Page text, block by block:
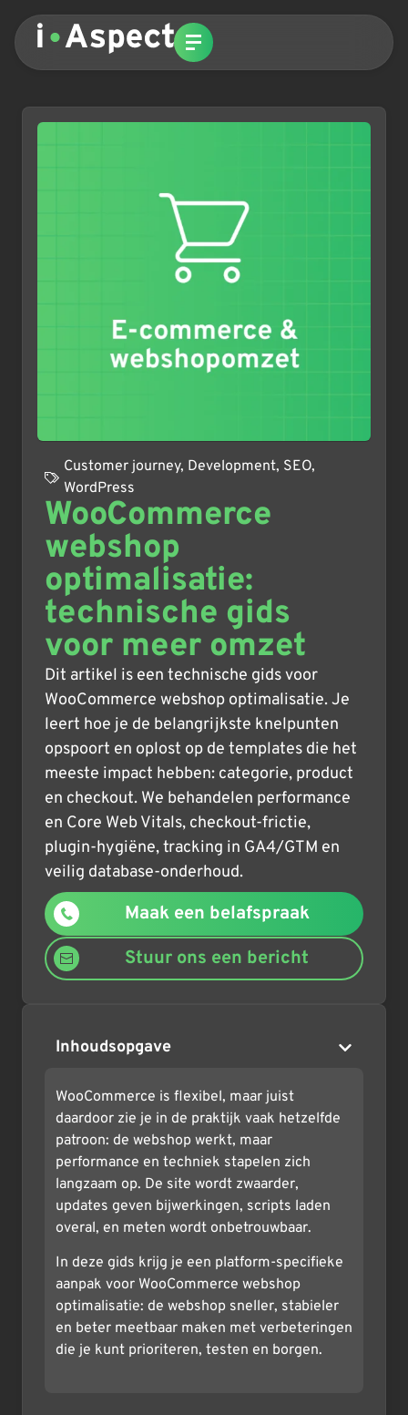
Customer journey, Development, SEO,
WordPress
WooCommerce
webshop
optimalisatie:
technische gids
voor meer omzet
Dit artikel is een technische gids voor
WooCommerce webshop optimalisatie. Je
leert hoe je de belangrijkste knelpunten
opspoort en oplost op de templates die het
meeste impact hebben: categorie, product
en checkout. We behandelen performance
en Core Web Vitals, checkout-frictie,
plugin-hygiëne, tracking in GA4/GTM en
veilig database-onderhoud.
Maak een belafspraak
Stuur ons een bericht
Inhoudsopgave
WooCommerce is flexibel, maar juist
daardoor zie je in de praktijk vaak hetzelfde
patroon: de webshop werkt, maar
performance en techniek stapelen zich
langzaam op. De site wordt zwaarder,
updates geven bijwerkingen, scripts laden
overal, en meten wordt onbetrouwbaar.
In deze gids krijg je een platform-specifieke
aanpak voor WooCommerce webshop
optimalisatie: de webshop sneller, stabieler
en beter meetbaar maken met verbeteringen
die je kunt prioriteren, testen en borgen.